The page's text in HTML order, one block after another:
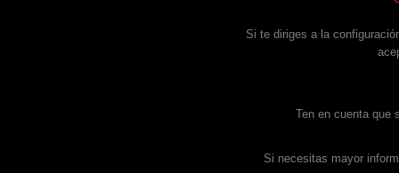
Si te diriges a la
Ten en cuenta que
Si necesitas mayor